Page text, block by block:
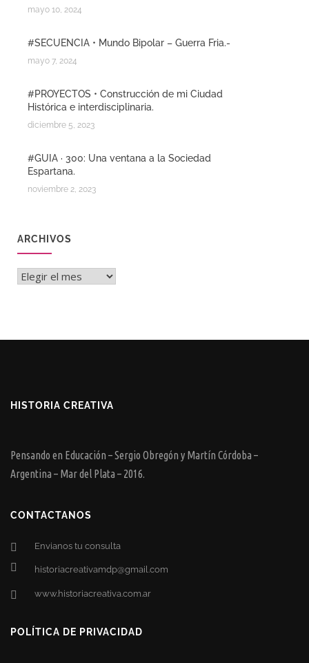
mayo 10, 2024
#SECUENCIA • Mundo Bipolar – Guerra Fria.-
mayo 7, 2024
#PROYECTOS • Construcción de mi Ciudad
Histórica e interdisciplinaria.
diciembre 5, 2023
#GUIA · 300: Una ventana a la Sociedad
Espartana.
noviembre 2, 2023
ARCHIVOS
Archivos
HISTORIA CREATIVA
Pensando en Educación – Sergio Obregón y Martín Córdoba –
Argentina – Mar del Plata – 2016.
CONTACTANOS
Envianos tu consulta
historiacreativamdp@gmail.com
www.historiacreativa.com.ar
POLÍTICA DE PRIVACIDAD